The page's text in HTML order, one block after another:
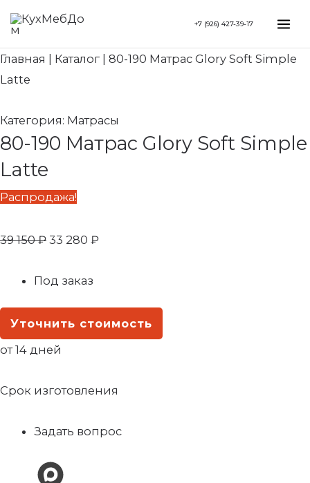
Перейти
содержимому
+7 (926) 427-39-17
Главная Каталог
80-190 Матрас Glory Soft Simple
Latte
Категория: Матрасы
80-190 Матрас Glory Soft Simple
Latte
Распродажа!
39 150₽
Первоначальная
составляла
33 280 ₽
33
Под заказ
Уточнить стоимость
от 14 дней
Срок изготовления
Задать вопрос
Search...